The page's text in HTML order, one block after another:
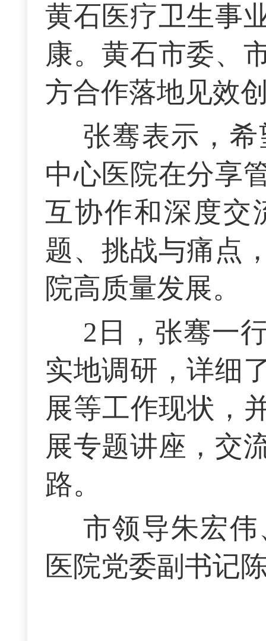
黄石医疗卫生事
康。黄石市委、
方合作落地见效
张骞表示，
中心医院在分享
互协作和深度交
题、挑战与痛点
院高质量发展。
2日，张骞一
实地调研，详细
展等工作现状，
展专题讲座，交
路。
市领导朱宏
医院党委副书记